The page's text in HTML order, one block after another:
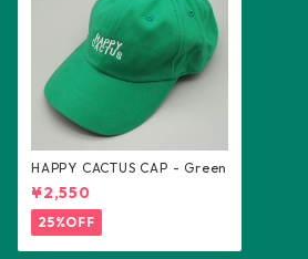
HAPPY CACTUS CAP - Green
¥2,550
25%OFF